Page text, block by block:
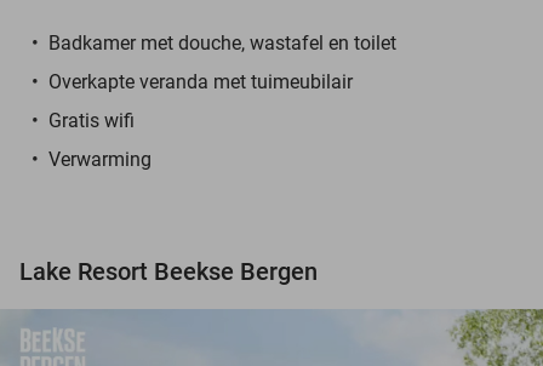
Badkamer met douche, wastafel en toilet
Overkapte veranda met tuimeubilair
Gratis wifi
Verwarming
Lake Resort Beekse Bergen